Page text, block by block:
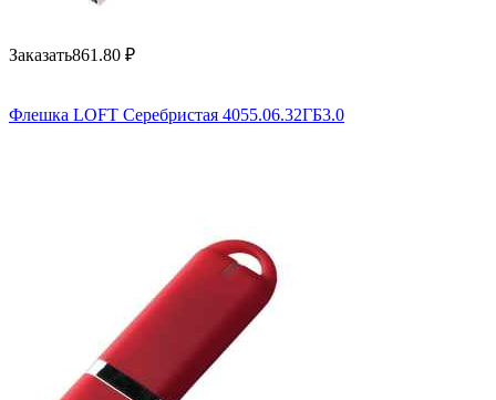
Заказать861.80 ₽
Флешка LOFT Серебристая 4055.06.32ГБ3.0